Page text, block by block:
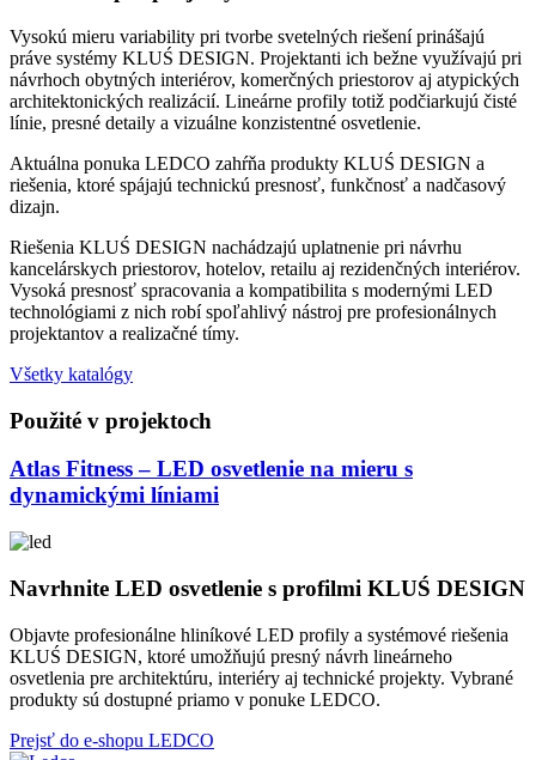
Vysokú mieru variability pri tvorbe svetelných riešení prinášajú
práve systémy KLUŚ DESIGN. Projektanti ich bežne využívajú pri
návrhoch obytných interiérov, komerčných priestorov aj atypických
architektonických realizácií. Lineárne profily totiž podčiarkujú čisté
línie, presné detaily a vizuálne konzistentné osvetlenie.
Aktuálna ponuka LEDCO zahŕňa produkty KLUŚ DESIGN a
riešenia, ktoré spájajú technickú presnosť, funkčnosť a nadčasový
dizajn.
Riešenia KLUŚ DESIGN nachádzajú uplatnenie pri návrhu
kancelárskych priestorov, hotelov, retailu aj rezidenčných interiérov.
Vysoká presnosť spracovania a kompatibilita s modernými LED
technológiami z nich robí spoľahlivý nástroj pre profesionálnych
projektantov a realizačné tímy.
Všetky katalógy
Použité v projektoch
Atlas Fitness – LED osvetlenie na mieru s
dynamickými líniami
Navrhnite LED osvetlenie s profilmi KLUŚ DESIGN
Objavte profesionálne hliníkové LED profily a systémové riešenia
KLUŚ DESIGN, ktoré umožňujú presný návrh lineárneho
osvetlenia pre architektúru, interiéry aj technické projekty. Vybrané
produkty sú dostupné priamo v ponuke LEDCO.
Prejsť do e-shopu LEDCO